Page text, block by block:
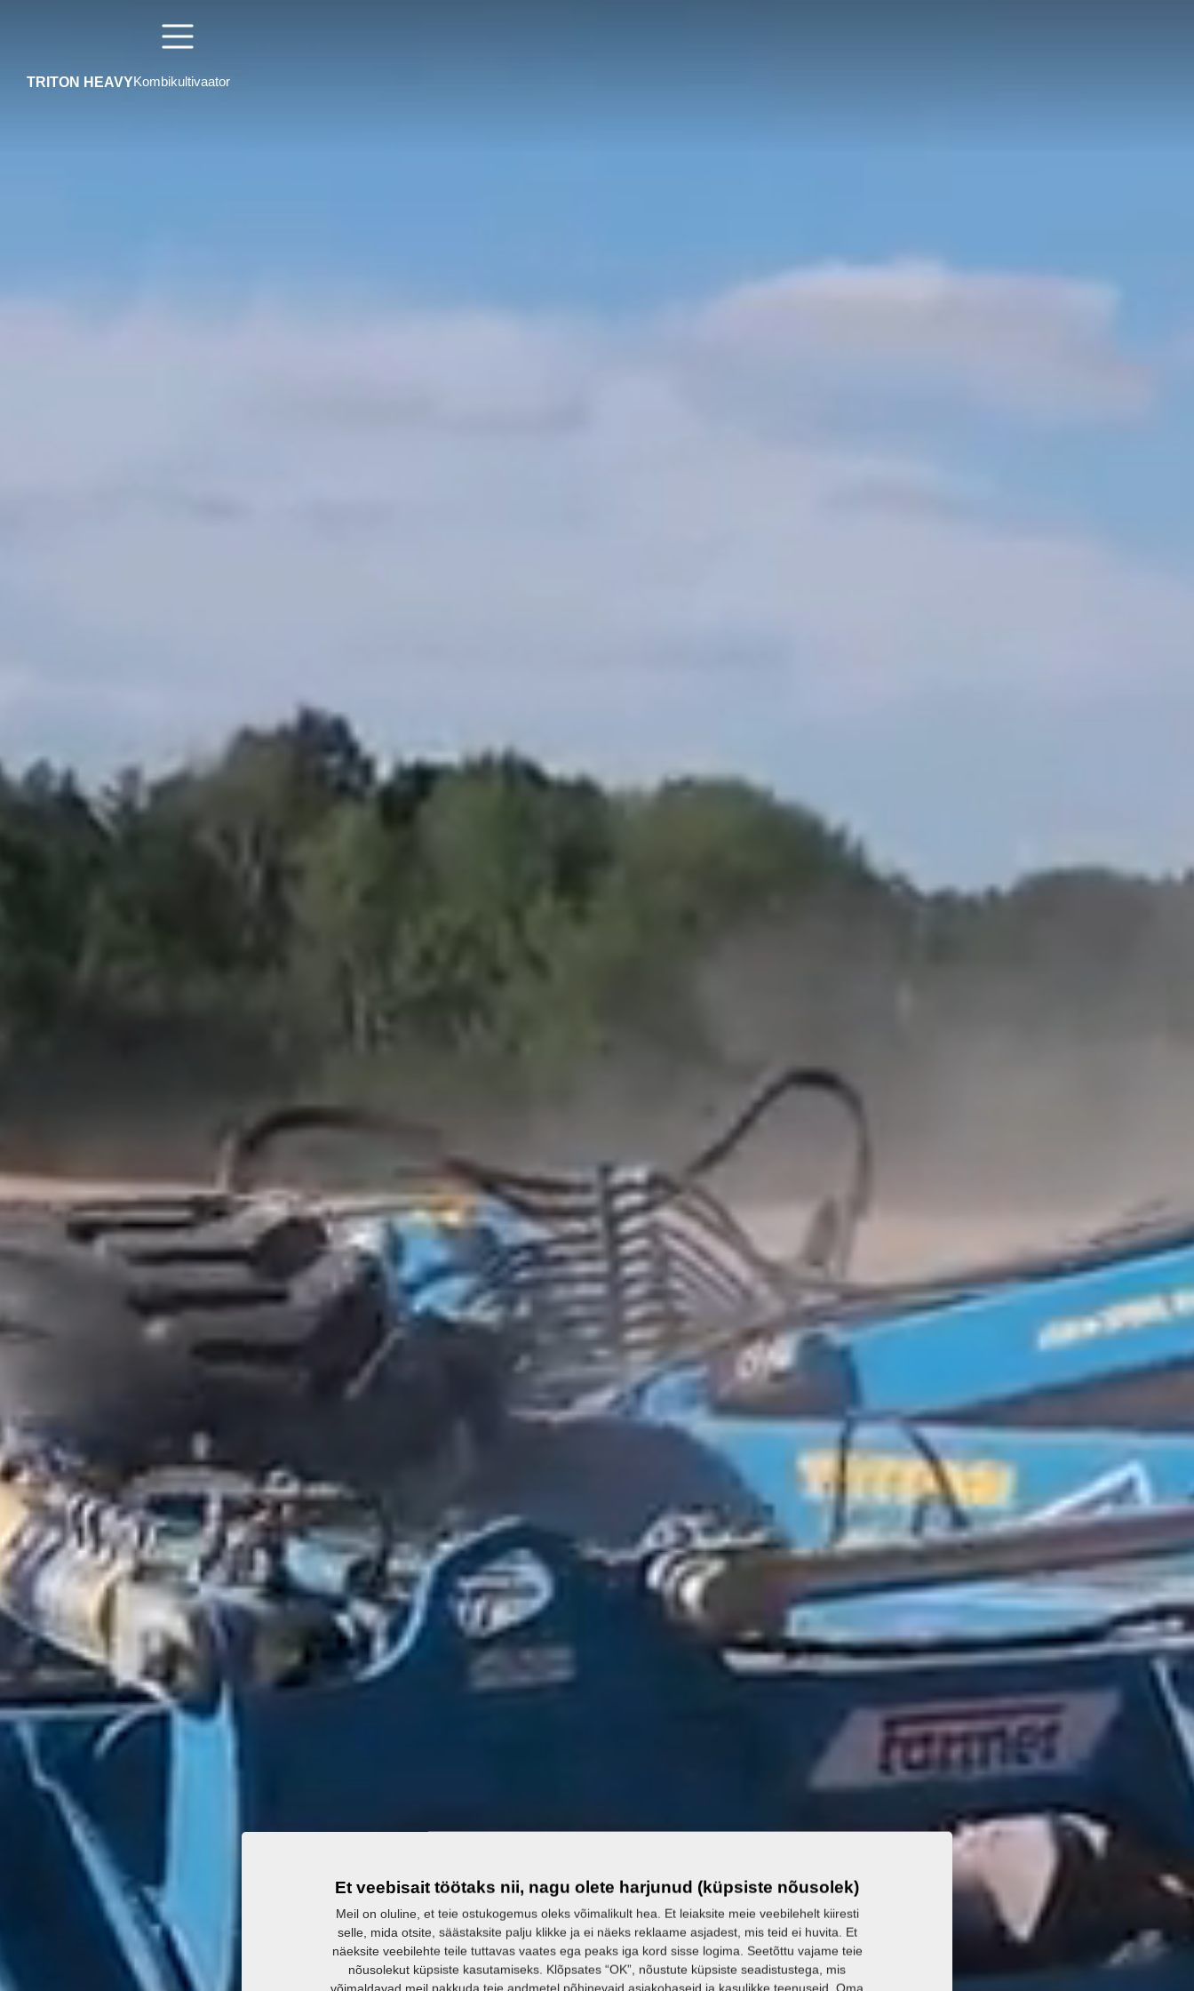
TRITON HEAVYKombikultivaator
Et veebisait töötaks nii, nagu olete harjunud (küpsiste nõusolek)
Meil on oluline, et teie ostukogemus oleks võimalikult hea. Et leiaksite meie veebilehelt kiiresti
selle, mida otsite, säästaksite palju klikke ja ei näeks reklaame asjadest, mis teid ei huvita. Et
näeksite veebilehte teile tuttavas vaates ega peaks iga kord sisse logima. Seetõttu vajame teie
nõusolekut küpsiste kasutamiseks. Klõpsates “OK”, nõustute küpsiste seadistustega, mis